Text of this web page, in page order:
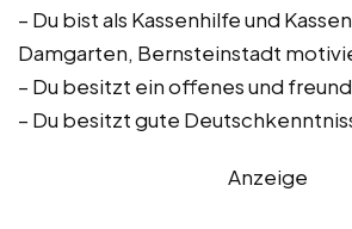
– Du bist als Kassenhilfe und
Damgarten, Bernsteinstadt
– Du besitzt ein offenes und
– Du besitzt gute
Anzeige